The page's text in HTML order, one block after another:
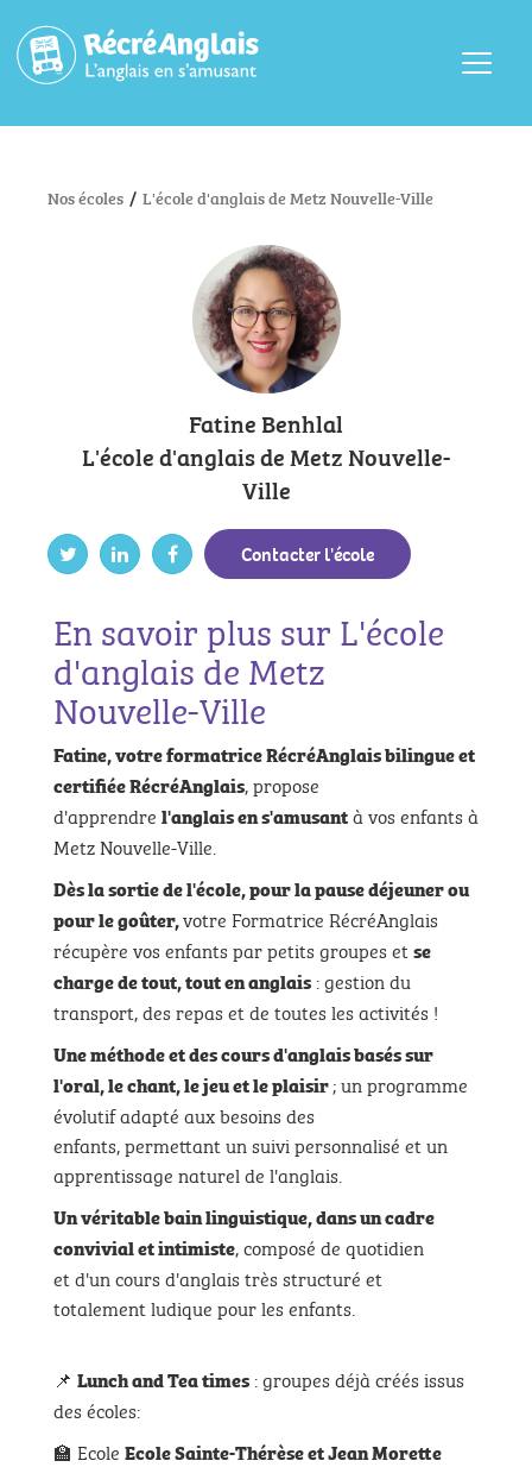
Menu
Nos écoles / L'école d'anglais de Metz Nouvelle-Ville
Fatine Benhlal
L'école d'anglais de Metz Nouvelle-
Ville
Contacter l'école
En savoir plus sur L'école
d'anglais de Metz
Nouvelle-Ville
Fatine, votre formatrice RécréAnglais bilingue et
certifiée RécréAnglais, propose
d'apprendre l'anglais en s'amusantà vos enfants à
Metz Nouvelle-Ville.
Dès la sortie de l'école, pour la pause déjeuner ou
pour le goûter,votre Formatrice RécréAnglais
récupère vos enfants par petits groupes etse
charge de tout, tout en anglais : gestion du
transport, des repas et de toutes les activités !
Une méthode et des cours d'anglais basés sur
l'oral, le chant, le jeu et le plaisir; un programme
évolutif adapté aux besoins des
enfants, permettant un suivi personnalisé et un
apprentissage naturel de l'anglais.
Un véritable bain linguistique,dans un cadre
convivial et intimiste, composé de quotidien
et d'un cours d'anglais très structuré et
totalement ludique pour les enfants.
📌 Lunch and Tea times : groupes déjà créés issus
des écoles:
🏫 Ecole Ecole Sainte-Thérèse et Jean Morette